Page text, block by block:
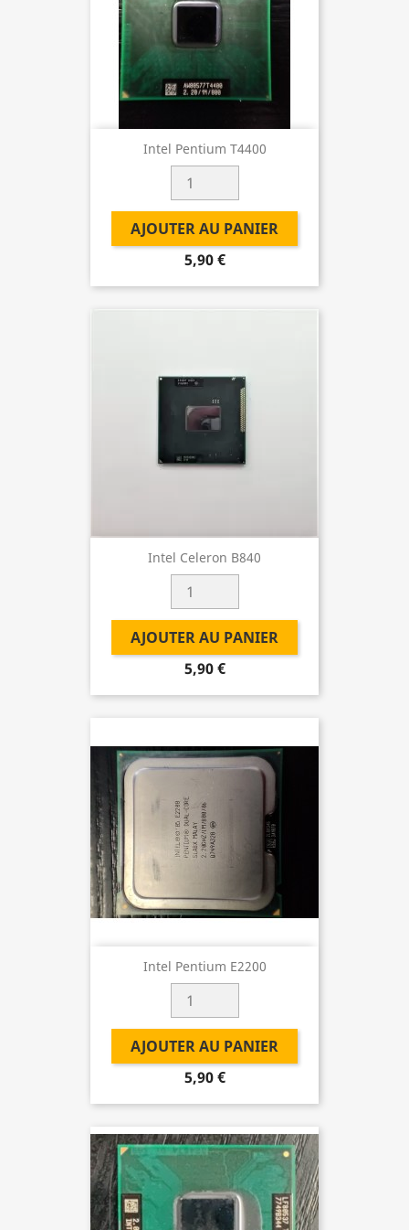
Intel Pentium T4400
AJOUTER AU PANIER
5,90 €
Intel Celeron B840
AJOUTER AU PANIER
5,90 €
Intel Pentium E2200
AJOUTER AU PANIER
5,90 €